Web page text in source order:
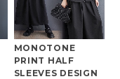
MONOTONE
PRINT HALF
SLEEVES DESIGN